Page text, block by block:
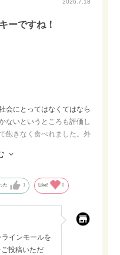
2026.7.18
ーですね！
会にとってはなくてはなら
ないというところも評価し
飽きなく食べれました。外
の箱がかっこ良かったで
食べることができました。
た 1 Like! 0
インモールを
投稿いただ